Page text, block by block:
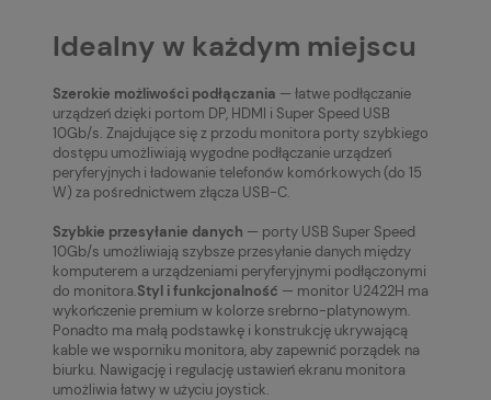
Idealny w każdym miejscu
Szerokie możliwości podłączania — łatwe podłączanie
urządzeń dzięki portom DP, HDMI i Super Speed USB
10Gb/s. Znajdujące się z przodu monitora porty szybkiego
dostępu umożliwiają wygodne podłączanie urządzeń
peryferyjnych i ładowanie telefonów komórkowych (do 15
W) za pośrednictwem złącza USB-C.
Szybkie przesyłanie danych — porty USB Super Speed
10Gb/s umożliwiają szybsze przesyłanie danych między
komputerem a urządzeniami peryferyjnymi podłączonymi
do monitora.Styl i funkcjonalność — monitor U2422H ma
wykończenie premium w kolorze srebrno-platynowym.
Ponadto ma małą podstawkę i konstrukcję ukrywającą
kable we wsporniku monitora, aby zapewnić porządek na
biurku. Nawigację i regulację ustawień ekranu monitora
umożliwia łatwy w użyciu joystick.